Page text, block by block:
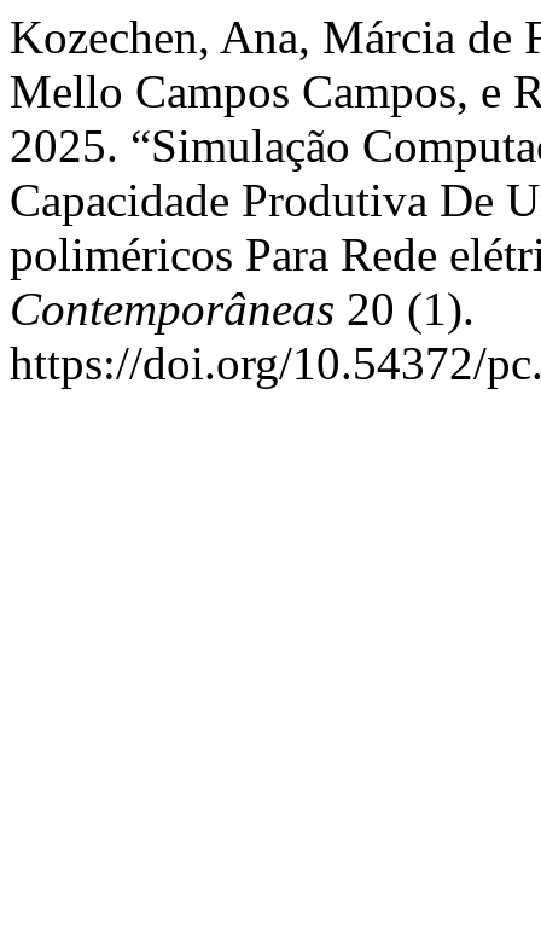
Kozechen, Ana, Márcia de
Mello Campos Campos, e
2025. “Simulação
Capacidade Produtiva De
poliméricos Para Rede
Contemporâneas 20 (1).
https://doi.org/10.54372/